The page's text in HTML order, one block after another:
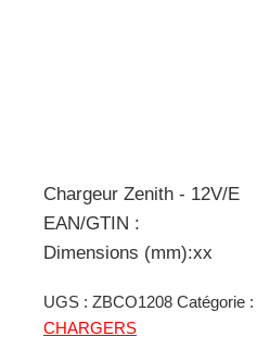
Chargeur Zenith - 12V/E
EAN/GTIN :
Dimensions (mm):xx
UGS : ZBCO1208 Catégorie :
CHARGERS